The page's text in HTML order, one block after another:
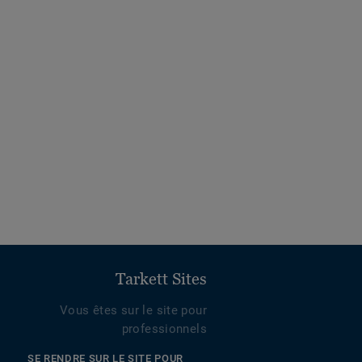
Tarkett Sites
Vous êtes sur le site pour
professionnels
SE RENDRE SUR LE SITE POUR